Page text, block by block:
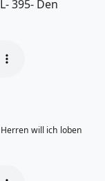
395- Den
will ich loben